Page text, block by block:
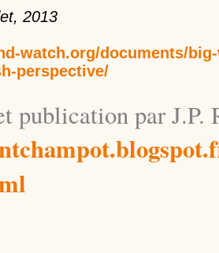
2013
watch.org/documents/
perspective/
publication par J.P.